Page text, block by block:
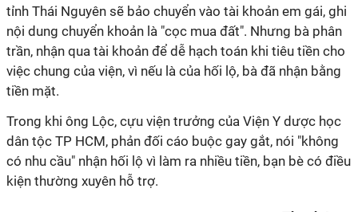
tỉnh Thái Nguyên sẽ bảo chuyển vào tài khoản em gái, ghi
nội dung chuyển khoản là "cọc mua đất". Nhưng bà phân
trần, nhận qua tài khoản để dễ hạch toán khi tiêu tiền cho
việc chung của viện, vì nếu là của hối lộ, bà đã nhận bằng
tiền mặt.
Trong khi ông Lộc, cựu viện trưởng của Viện Y dược học
dân tộc TP HCM, phản đối cáo buộc gay gắt, nói "không
có nhu cầu" nhận hối lộ vì làm ra nhiều tiền, bạn bè có điều
kiện thường xuyên hỗ trợ.